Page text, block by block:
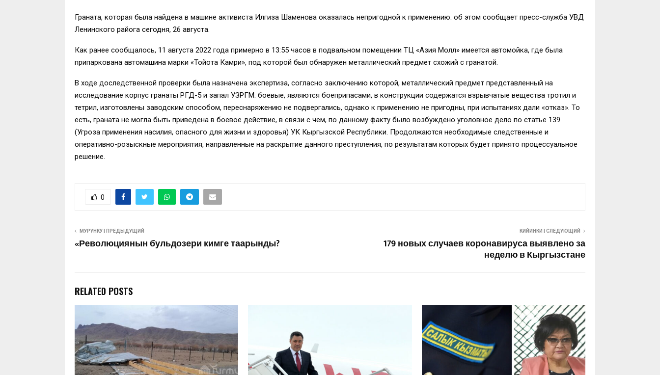
Граната, которая была найдена в машине активиста Илгиза Шаменова оказалась непригодной к применению. об этом сообщает пресс-служба УВД
Ленинского райога сегодня, 26 августа.
Как ранее сообщалось, 11 августа 2022 года примерно в 13:55 часов в подвальном помещении ТЦ «Азия Молл» имеется автомойка, где была
припаркована автомашина марки «Тойота Камри», под которой был обнаружен металлический предмет схожий с гранатой.
В ходе доследственной проверки была назначена экспертиза, согласно заключению которой, металлический предмет представленный на
исследование корпус гранаты РГД-5 и запал УЗРГМ: боевые, являются боеприпасами, в конструкции содержатся взрывчатые вещества тротил и
тетрил, изготовлены заводским способом, переснаряжению не подвергались, однако к применению не пригодны, при испытаниях дали «отказ». То
есть, граната не могла быть приведена в боевое действие, в связи с чем, по данному факту было возбуждено уголовное дело по статье 139
(Угроза применения насилия, опасного для жизни и здоровья) УК Кыргызской Республики. Продолжаются необходимые следственные и
оперативно-розыскные мероприятия, направленные на раскрытие данного преступления, по результатам которых будет принято процессуальное
решение.
0
МУРУНКУ | ПРЕДЫДУЩИЙ
«Революциянын бульдозери кимге таарынды?
КИЙИНКИ | СЛЕДУЮЩИЙ
179 новых случаев коронавируса выявлено за
неделю в Кыргызстане
RELATED POSTS